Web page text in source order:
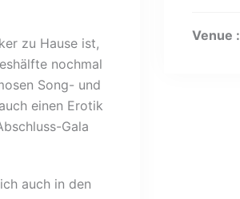
zu Hause ist,
nochmal
Song- und
einen Erotik
Gala
auch in den
Venue :